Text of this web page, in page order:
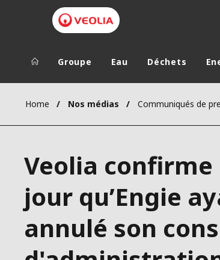
Groupe Veolia
CAMPUS
FONDATION
INSTITUT
Groupe Eau Déchets
Home Nos médias Communiqués de
Veolia confirme
jour qu’Engie
annulé son